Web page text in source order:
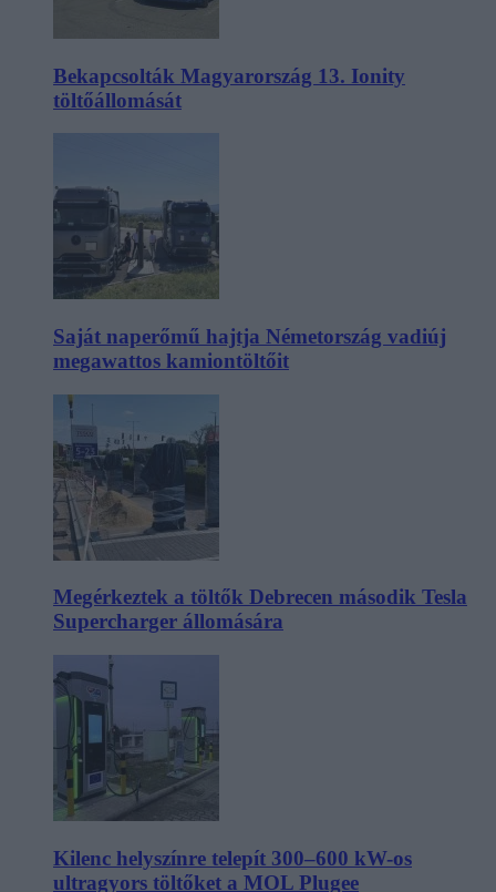
Bekapcsolták Magyarország 13. Ionity
töltőállomását
Saját naperőmű hajtja Németország vadiúj
megawattos kamiontöltőit
Megérkeztek a töltők Debrecen második Tesla
Supercharger állomására
Kilenc helyszínre telepít 300–600 kW-os
ultragyors töltőket a MOL Plugee